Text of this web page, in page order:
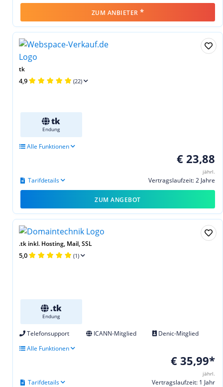
ZUM ANBIETER *
tk
4,9 (22)
tk
Endung
Alle Funktionen
€ 23,88
jährl.
Vertragslaufzeit: 2 Jahre
Tarifdetails
ZUM ANGEBOT
.tk inkl. Hosting, Mail, SSL
5,0 (1)
.tk
Endung
Telefonsupport ICANN-Mitglied
Denic-Mitglied
Alle Funktionen
€ 35,99*
jährl.
Vertragslaufzeit: 1 Jahr
Tarifdetails